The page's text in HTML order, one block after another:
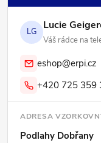
LG Lucie
Váš rádce na
eshop@erpi.cz
+420 725 359
ADRESA
Podlahy Dobřany